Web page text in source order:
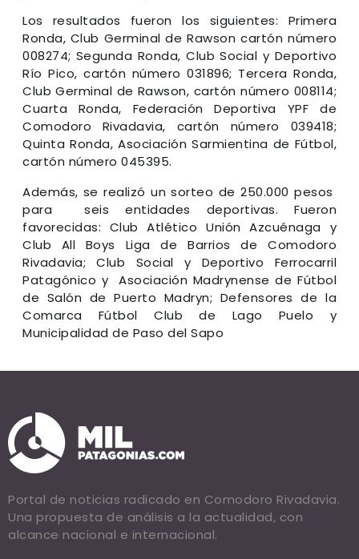
Los resultados fueron los siguientes: Primera
Ronda, Club Germinal de Rawson cartón número
008274; Segunda Ronda, Club Social y Deportivo
Río Pico, cartón número 031896; Tercera Ronda,
Club Germinal de Rawson, cartón número 008114;
Cuarta Ronda, Federación Deportiva YPF de
Comodoro Rivadavia, cartón número 039418;
Quinta Ronda, Asociación Sarmientina de Fútbol,
cartón número 045395.
Además, se realizó un sorteo de 250.000 pesos
para seis entidades deportivas. Fueron
favorecidas: Club Atlético Unión Azcuénaga y
Club All Boys Liga de Barrios de Comodoro
Rivadavia; Club Social y Deportivo Ferrocarril
Patagónico y Asociación Madrynense de Fútbol
de Salón de Puerto Madryn; Defensores de la
Comarca Fútbol Club de Lago Puelo y
Municipalidad de Paso del Sapo
Portal de noticias radicado en Comodoro Rivadavia.
Una propuesta de análisis a la actualidad, con
alcance nacional e internacional.